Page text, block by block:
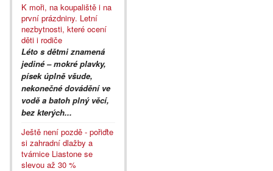
K moři, na koupaliště i na
první prázdniny. Letní
nezbytnosti, které ocení
děti i rodiče
Léto s dětmi znamená
jediné – mokré plavky,
písek úplně všude,
nekonečné dovádění ve
vodě a batoh plný věcí,
bez kterých...
Ještě není pozdě - pořiďte
si zahradní dlažby a
tvárnice Liastone se
slevou až 30 %